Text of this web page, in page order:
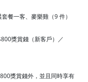
餐一客、麥樂雞（9 件）
獎賞錢（新客戶）／
獎賞錢外，並且同時享有